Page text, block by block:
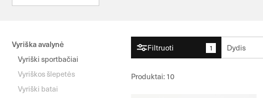
Vyriška avalynė
Vyriški sportbačiai
Vyriškos šlepetės
Vyriški batai
Filtruoti 1 Dydis
Produktai: 10